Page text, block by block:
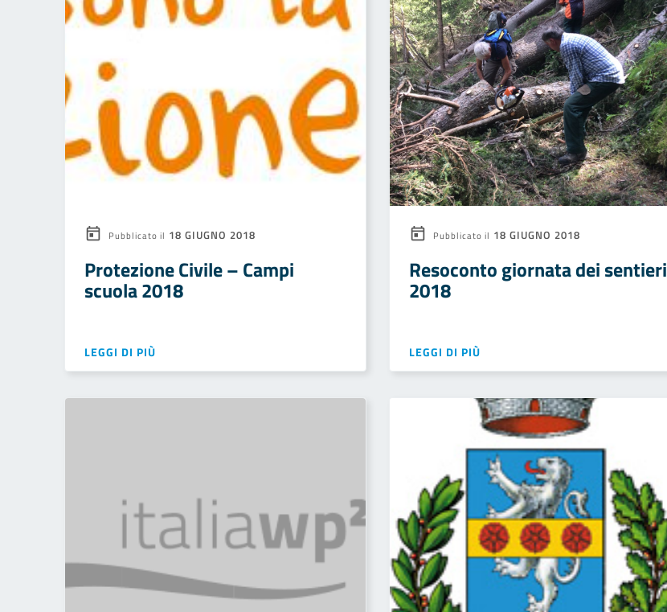
Pubblicato il 18 GIUGNO 2018
Protezione Civile – Campi
scuola 2018
LEGGI DI PIÙ
Pubblicato il 18 GIUGNO 2018
Resoconto giornata dei sentieri
2018
LEGGI DI PIÙ